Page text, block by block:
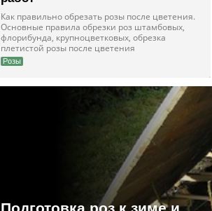
Как правильно обрезать розы после цветения.
Основные правила обрезки роз штамбовых,
флорибунда, крупноцветковых, обрезка
плетистой розы после цветения
Розы